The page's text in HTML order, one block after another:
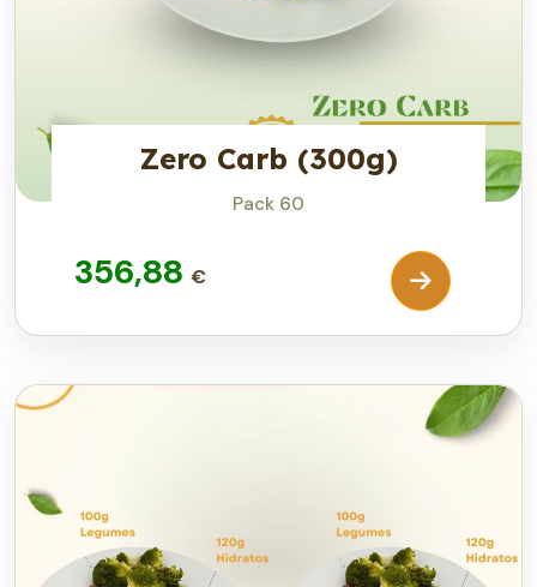
Zero Carb (300g)
Pack 60
356,88€